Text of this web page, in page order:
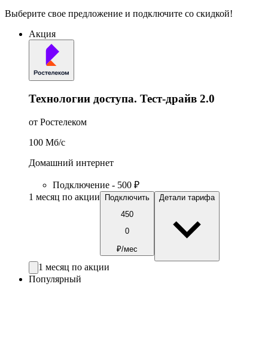
Выберите свое предложение и подключите со скидкой!
Акция
Технологии доступа. Тест-драйв 2.0
от Ростелеком
100 Мб/c
Домашний интернет
Подключение - 500 ₽
1 месяц по акции
Подключить
450
0
₽/мес
Детали тарифа
1 месяц по акции
Популярный